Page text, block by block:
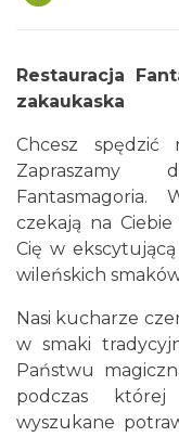
Restauracja
zakaukaska
Chcesz spędzić
Zapraszamy
czekają na
Cię w
wileńskich
Nasi kucharze
w smaki
Państwu
podczas
wyszukane